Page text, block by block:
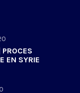
EN SYRIE